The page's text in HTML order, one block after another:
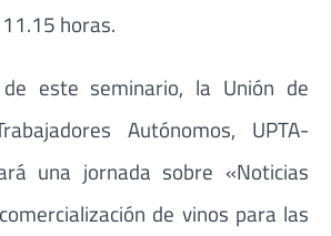
horas.
este seminario, la Unión de
Autónomos, UPTA-
una jornada sobre «Noticias
de vinos para las